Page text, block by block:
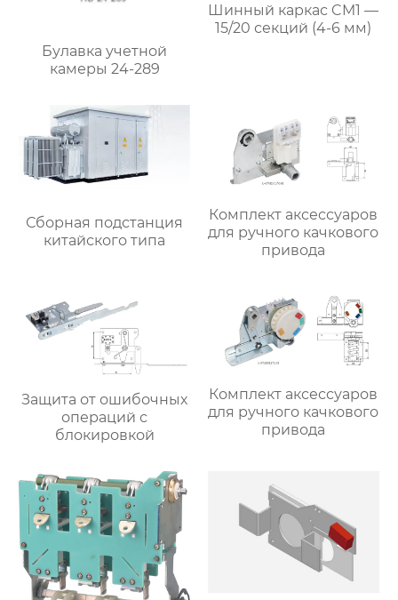
Булавка учетной
камеры 24-289
Шинный каркас CM1 —
15/20 секций (4-6 мм)
Сборная подстанция
китайского типа
Комплект аксессуаров
для ручного качкового
привода
Защита от ошибочных
операций с
блокировкой
Комплект аксессуаров
для ручного качкового
привода